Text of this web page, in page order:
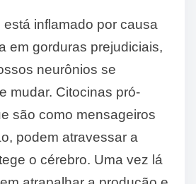
inflamado por causa
em gorduras prejudiciais,
neurônios se
mudar. Citocinas pró-
são como mensageiros
podem atravessar a
o cérebro. Uma vez lá